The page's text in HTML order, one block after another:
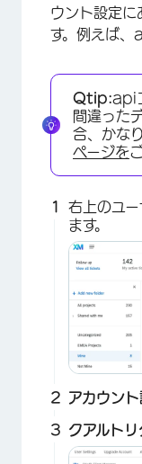
ウント設定
す。例えば
Qtip:api
間違った
合、かな
ページを
右上のユ
ます。
アカウン
クアルト